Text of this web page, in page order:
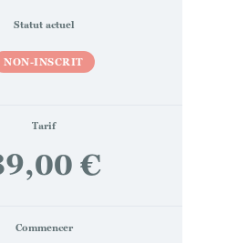
Statut actuel
NON-INSCRIT
Tarif
€
Commencer